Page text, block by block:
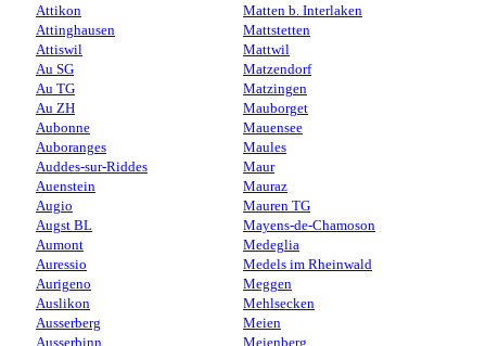
Attikon
Attinghausen
Attiswil
Au SG
Au TG
Au ZH
Aubonne
Auboranges
Auddes-sur-Riddes
Auenstein
Augio
Augst BL
Aumont
Auressio
Aurigeno
Auslikon
Ausserberg
Ausserbinn
Matten b. Interlaken
Mattstetten
Mattwil
Matzendorf
Matzingen
Mauborget
Mauensee
Maules
Maur
Mauraz
Mauren TG
Mayens-de-Chamoson
Medeglia
Medels im Rheinwald
Meggen
Mehlsecken
Meien
Meienberg